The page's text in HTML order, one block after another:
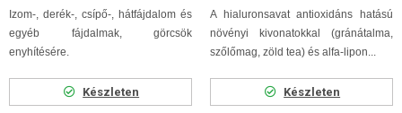
Izom-, derék-, csípő-, hátfájdalom és
egyéb fájdalmak, görcsök
enyhítésére.
Készleten
A hialuronsavat antioxidáns hatású
növényi kivonatokkal (gránátalma,
szőlőmag, zöld tea) és alfa-lipon...
Készleten